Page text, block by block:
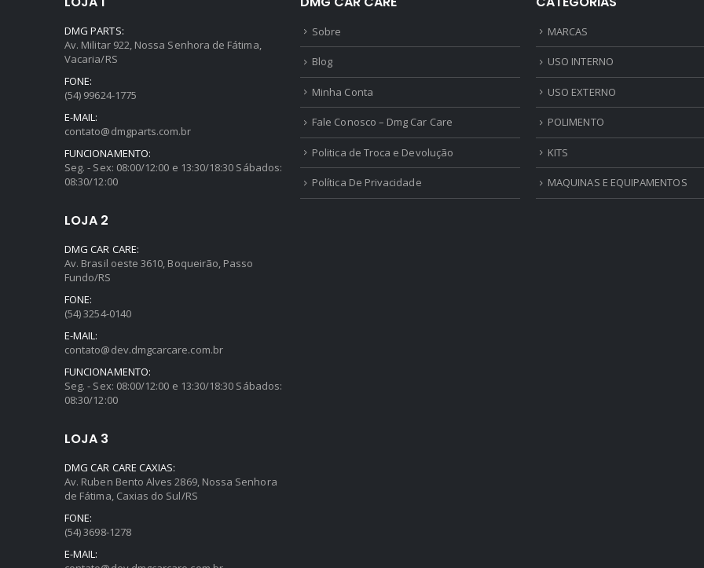
DMG PARTS:
Av. Militar 922, Nossa Senhora de Fátima,
Vacaria/RS
FONE:
(54) 99624-1775
E-MAIL:
contato@dmgparts.com.br
FUNCIONAMENTO:
Seg. - Sex: 08:00/12:00 e 13:30/18:30 Sábados:
08:30/12:00
LOJA 2
DMG CAR CARE:
Av. Brasil oeste 3610, Boqueirão, Passo
Fundo/RS
FONE:
(54) 3254-0140
E-MAIL:
contato@dev.dmgcarcare.com.br
FUNCIONAMENTO:
Seg. - Sex: 08:00/12:00 e 13:30/18:30 Sábados:
08:30/12:00
LOJA 3
DMG CAR CARE CAXIAS:
Av. Ruben Bento Alves 2869, Nossa Senhora
de Fátima, Caxias do Sul/RS
FONE:
(54) 3698-1278
E-MAIL:
Sobre
Blog
Minha Conta
Fale Conosco – Dmg Car Care
Politica de Troca e Devolução
Política De Privacidade
MARCAS
USO INTERNO
USO EXTERNO
POLIMENTO
KITS
MAQUINAS E EQUIPAMENTOS